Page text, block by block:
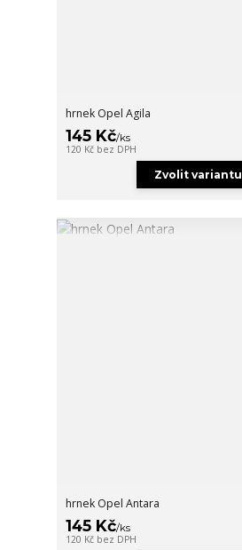
hrnek Opel Agila
145 Kč/ks
120 Kč bez DPH
Zvolit variantu
hrnek Opel Antara
145 Kč/ks
120 Kč bez DPH